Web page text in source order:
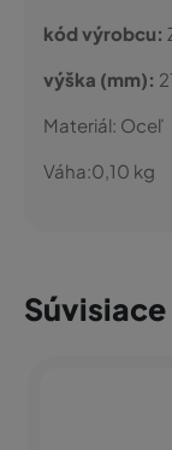
kód výrobcu:
výška (mm):
Materiál: Oceľ
Váha:0,10 kg